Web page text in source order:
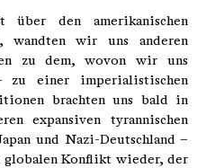
den amerikanischen
wandten wir uns anderen
zu dem, wovon wir uns
zu einer imperialistischen
brachten uns bald in
expansiven tyrannischen
und Nazi-Deutschland –
Konflikt wieder, der